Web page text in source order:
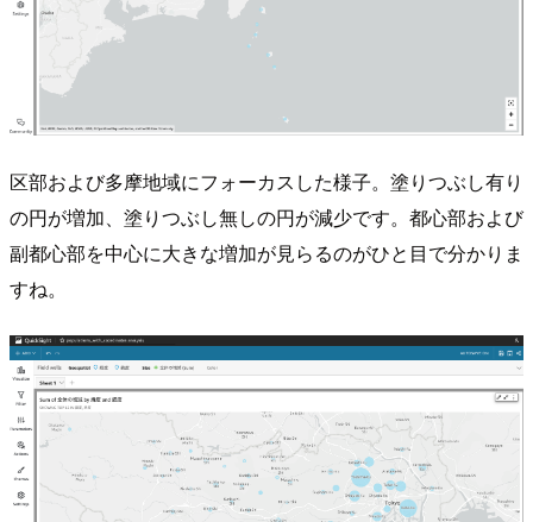
区部および多摩地域にフォーカスした様子。塗りつぶし有り
の円が増加、塗りつぶし無しの円が減少です。都心部および
副都心部を中心に大きな増加が見らるのがひと目で分かりま
すね。